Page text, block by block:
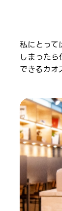
私にとって
しまった
できるカオ